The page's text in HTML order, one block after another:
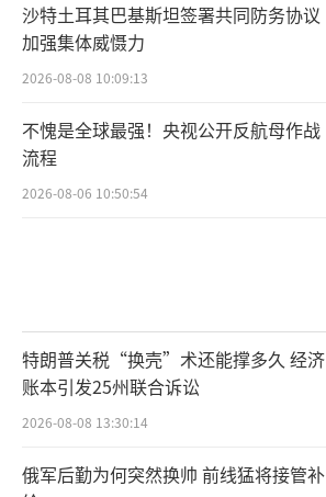
沙特土耳其巴基斯坦签署共同防务协议
加强集体威慑力
2026-08-08 10:09:13
不愧是全球最强！央视公开反航母作战
流程
2026-08-06 10:50:54
特朗普关税“换壳”术还能撑多久 经济
账本引发25州联合诉讼
2026-08-08 13:30:14
俄军后勤为何突然换帅 前线猛将接管补